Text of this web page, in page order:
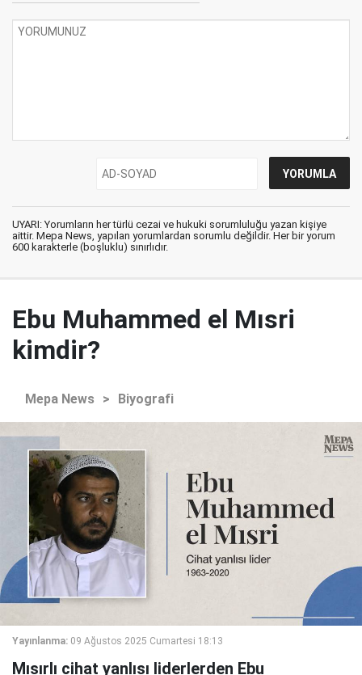
UYARI: Yorumların her türlü cezai ve hukuki sorumluluğu yazan kişiye
aittir. Mepa News, yapılan yorumlardan sorumlu değildir. Her bir yorum
600 karakterle (boşluklu) sınırlıdır.
Ebu Muhammed el Mısri
kimdir?
Mepa News > Biyografi
Yayınlanma: 09 Ağustos 2025 Cumartesi 18:13
Mısırlı cihat yanlısı liderlerden Ebu